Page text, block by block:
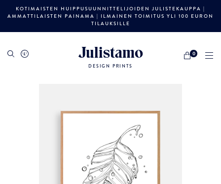
KOTIMAISTEN HUIPPUSUUNNITTELIJOIDEN JULISTEKAUPPA |
AMMATTILAISTEN PAINAMA | ILMAINEN TOIMITUS YLI 100 EURON
TILAUKSILLE
Julistamo
DESIGN PRINTS
0